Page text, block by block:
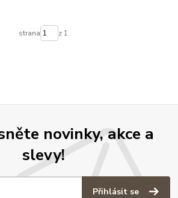
strana z 1
novinky, akce a
slevy!
Přihlásit se